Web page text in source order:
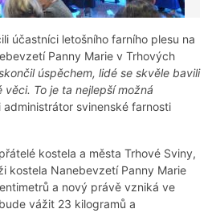
účastníci letošního farního plesu na
Panny Marie v Trhových
úspěchem, lidé se skvěle bavili
To je ta nejlepší možná
svinenské farnosti
kostela a města Trhové Sviny,
kostela Nanebevzetí Panny Marie
a nový právě vzniká ve
vážit 23 kilogramů a